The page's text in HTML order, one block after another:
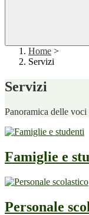
Home >
Servizi
Servizi
Panoramica delle voci
Famiglie e
Personale